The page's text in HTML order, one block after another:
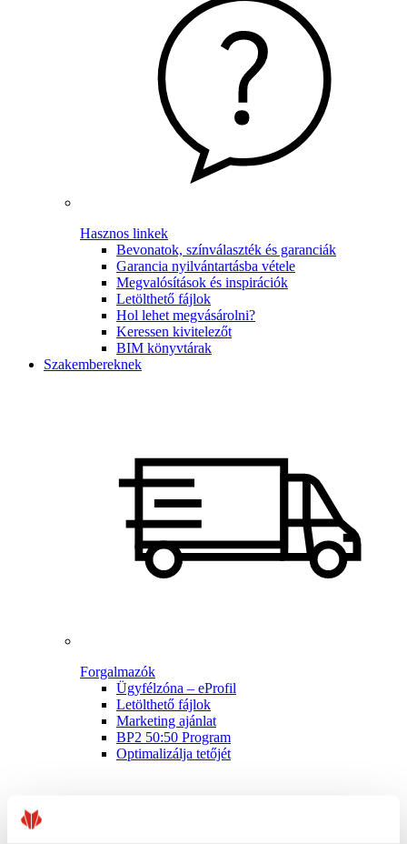
Hasznos linkek
Bevonatok, színválaszték és garanciák
Garancia nyilvántartásba vétele
Megvalósítások és inspirációk
Letölthető fájlok
Hol lehet megvásárolni?
Keressen kivitelezőt
BIM könyvtárak
Szakembereknek
Forgalmazók
Ügyfélzóna – eProfil
Letölthető fájlok
Marketing ajánlat
BP2 50:50 Program
Optimalizálja tetőjét